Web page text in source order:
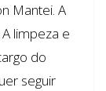
Mantei. A
limpeza e
do
seguir